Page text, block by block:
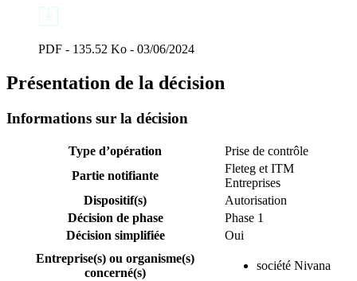
PDF - 135.52 Ko - 03/06/2024
Présentation de la décision
Informations sur la décision
Type d’opération
Prise de contrôle
Partie notifiante
Fleteg et ITM
Entreprises
Dispositif(s)
Autorisation
Décision de phase
Phase 1
Décision simplifiée
Oui
Entreprise(s) ou organisme(s)
concerné(s)
société Nivana